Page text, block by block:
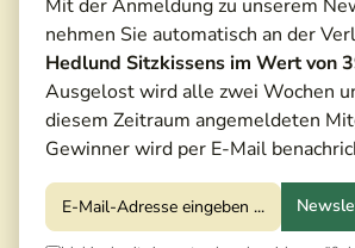
Mit der Anmeldung zu unserem
nehmen Sie automatisch an der
Hedlund Sitzkissens im Wert von
Ausgelost wird alle zwei Wochen
diesem Zeitraum angemeldeten
Gewinner wird per E-Mail